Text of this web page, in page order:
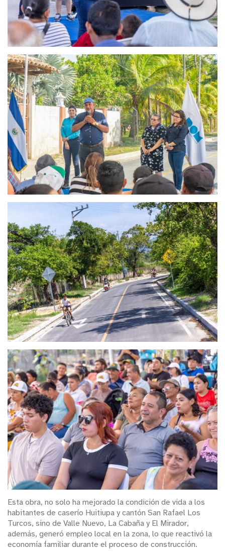
Esta obra, no solo ha mejorado la condición de vida a los
habitantes de caserío Huitiupa y cantón San Rafael Los
Turcos, sino de Valle Nuevo, La Cabaña y El Mirador,
además, generó empleo local en la zona, lo que reactivó la
economía familiar durante el proceso de construcción.